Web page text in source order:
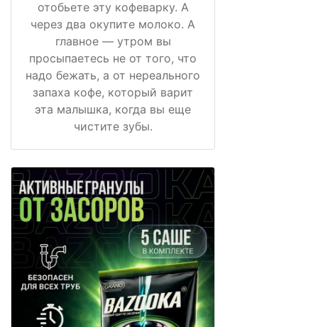
отобьете эту кофеварку. А
через два окупите молоко. А
главное — утром вы
просыпаетесь не от того, что
надо бежать, а от нереального
запаха кофе, который варит
эта малышка, когда вы еще
чистите зубы.